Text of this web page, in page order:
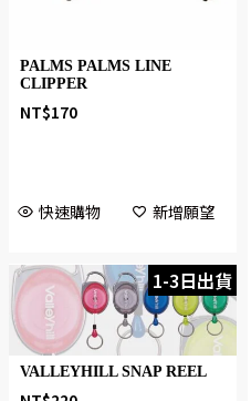
PALMS PALMS LINE
CLIPPER
NT$170
快速購物 新增願望
1-3日出貨
VALLEYHILL SNAP REEL